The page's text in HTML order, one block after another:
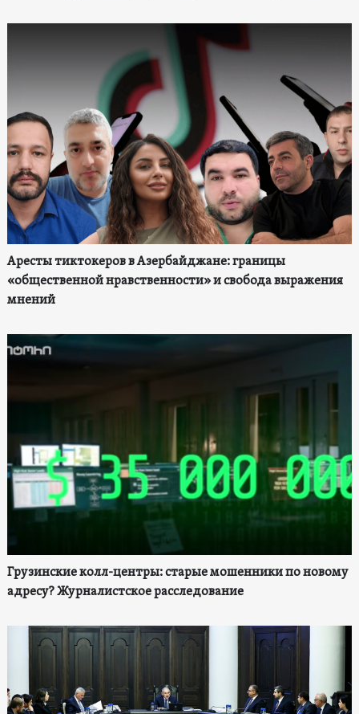
Аресты тиктокеров в Азербайджане: границы
«общественной нравственности» и свобода выражения
мнений
Грузинские колл-центры: старые мошенники по новому
адресу? Журналистское расследование